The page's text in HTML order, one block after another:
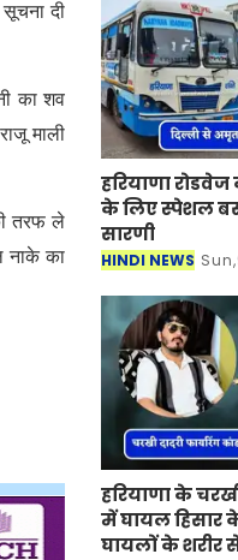
दी
का शव
माली
तरफ ले
नाके का
हरियाणा
के लिए स्पेशल
सारणी
HINDI NEWS
हरियाणा के
में घायल हिसार
घायलों के शरीर